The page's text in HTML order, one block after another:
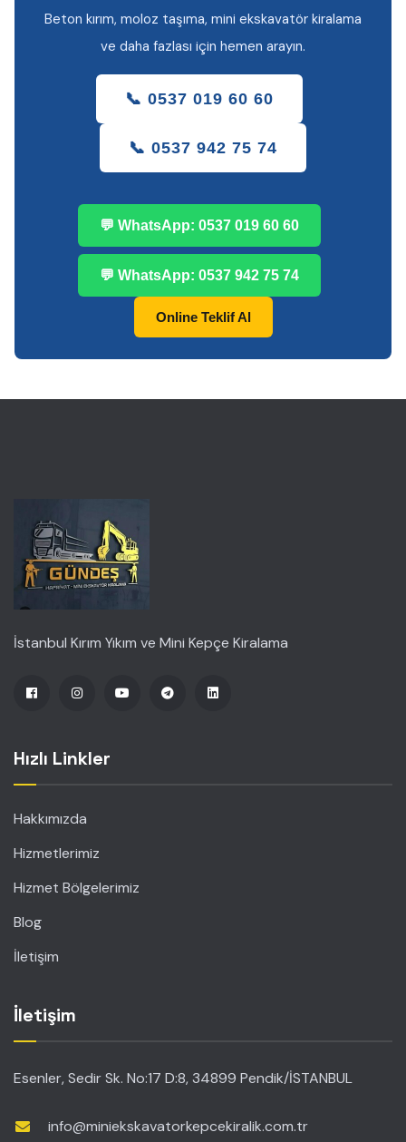
Beton kırım, moloz taşıma, mini ekskavatör kiralama
ve daha fazlası için hemen arayın.
📞 0537 019 60 60
📞 0537 942 75 74
💬 WhatsApp: 0537 019 60 60
💬 WhatsApp: 0537 942 75 74
Online Teklif Al
İstanbul Kırım Yıkım ve Mini Kepçe Kiralama
Hızlı Linkler
Hakkımızda
Hizmetlerimiz
Hizmet Bölgelerimiz
Blog
İletişim
İletişim
Esenler, Sedir Sk. No:17 D:8, 34899 Pendik/İSTANBUL
info@miniekskavatorkepcekiralik.com.tr